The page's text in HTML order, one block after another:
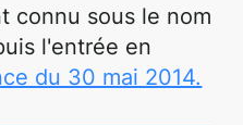
connu sous le nom
l'entrée en
du 30 mai 2014.